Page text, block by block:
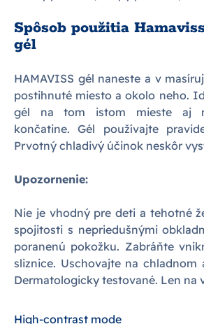
Spôsob použitia
gél
HAMAVISS gél naneste a v
postihnuté miesto a okolo neho.
gél na tom istom mieste aj
končatine. Gél používajte
Prvotný chladivý účinok neskôr
Upozornenie:
Nie je vhodný pre deti a tehotné
spojitosti s nepriedušnými
poranenú pokožku. Zabráňte
sliznice. Uschovajte na chladnom
Dermatologicky testované. Len na
High-contrast mode